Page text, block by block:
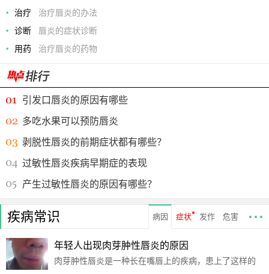
治疗
治疗唇炎的办法
诊断
唇炎的症状诊断
用药
治疗唇炎的药物
引发口唇炎的原因有哪些
多吃水果可以预防唇炎
剥脱性唇炎的前期症状都有哪些？
过敏性唇炎疾病早期症的表现
产生过敏性唇炎的原因有哪些？
疾病常识 病因 症状 发作 危害
年轻人出现肉芽肿性唇炎的原因
肉芽肿性唇炎是一种长在嘴唇上的疾病，患上了这样的